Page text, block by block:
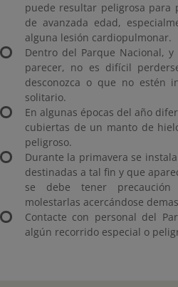
puede resultar peligrosa para
de avanzada edad,
alguna lesión cardiopulmonar.
Dentro del Parque Nacional,
parecer, no es difícil
desconozca o que no estén
solitario.
En algunas épocas del año
cubiertas de un manto de
peligroso.
Durante la primavera se
destinadas a tal fin y que
se debe tener
molestarlas acercándose
Contacte con personal del
algún recorrido especial o